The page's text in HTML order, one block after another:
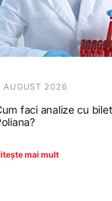
AUGUST 2026
faci analize cu
mai mult